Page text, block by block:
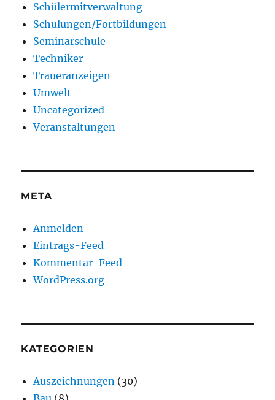
Schülermitverwaltung
Schulungen/Fortbildungen
Seminarschule
Techniker
Traueranzeigen
Umwelt
Uncategorized
Veranstaltungen
META
Anmelden
Eintrags-Feed
Kommentar-Feed
WordPress.org
KATEGORIEN
Auszeichnungen (30)